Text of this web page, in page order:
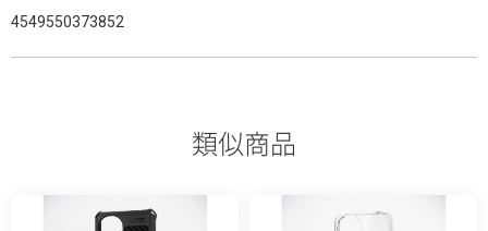
4549550373852
類似商品